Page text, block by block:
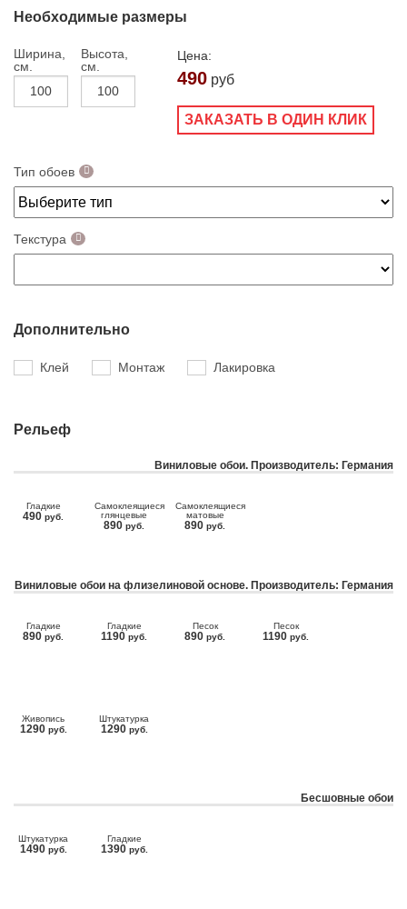
Необходимые размеры
Ширина,
см.
Высота,
см.
Цена:
490 руб
ЗАКАЗАТЬ В ОДИН КЛИК
Тип обоев
Текстура
Дополнительно
Клей Монтаж Лакировка
Рельеф
Виниловые обои. Производитель: Германия
Гладкие
490 руб.
Самоклеящиеся
глянцевые
890 руб.
Самоклеящиеся
матовые
890 руб.
Виниловые обои на флизелиновой основе. Производитель: Германия
Гладкие
890 руб.
Гладкие
1190 руб.
Песок
890 руб.
Песок
1190 руб.
Живопись
1290 руб.
Штукатурка
1290 руб.
Бесшовные обои
Штукатурка
1490 руб.
Гладкие
1390 руб.